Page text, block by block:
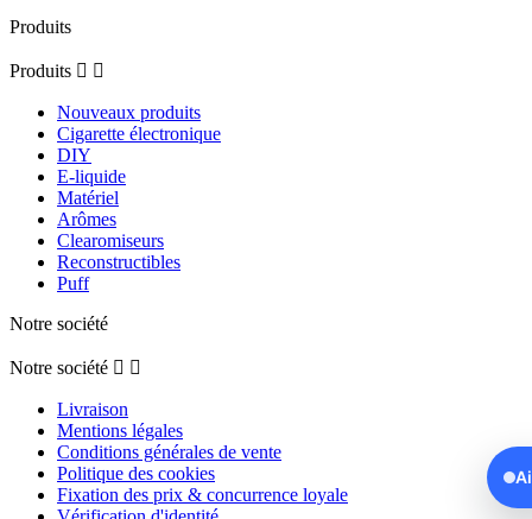
Produits
Produits  
Nouveaux produits
Cigarette électronique
DIY
E-liquide
Matériel
Arômes
Clearomiseurs
Reconstructibles
Puff
Notre société
Notre société  
Livraison
Mentions légales
Conditions générales de vente
Politique des cookies
Fixation des prix & concurrence loyale